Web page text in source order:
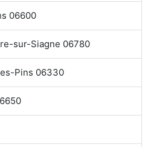
06600
sur-Siagne 06780
Pins 06330